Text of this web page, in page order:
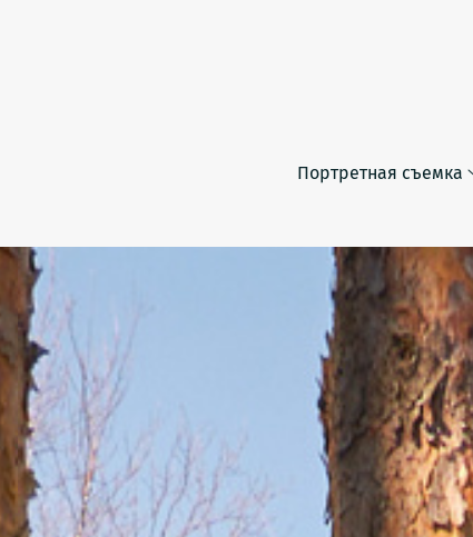
Портретная съемка